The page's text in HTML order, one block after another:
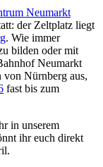
Neumarkt
der Zeltplatz liegt
. Wie immer
bilden oder mit
Neumarkt
Nürnberg aus,
fast bis zum
in unserem
ihr euch direkt